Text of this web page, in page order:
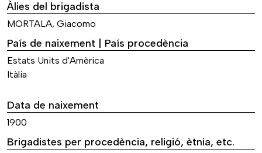
Àlies del brigadista
MORTALA, Giacomo
País de naixement | País procedència
Estats Units d'Amèrica
Itàlia
Data de naixement
1900
Brigadistes per procedència, religió, ètnia, etc.